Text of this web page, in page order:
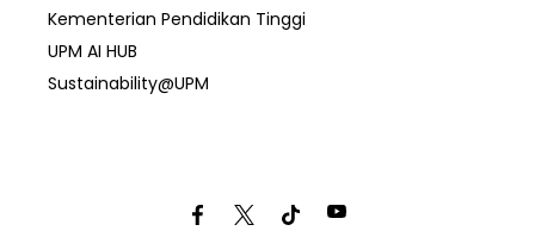
Kementerian Pendidikan Tinggi
UPM AI HUB
Sustainability@UPM